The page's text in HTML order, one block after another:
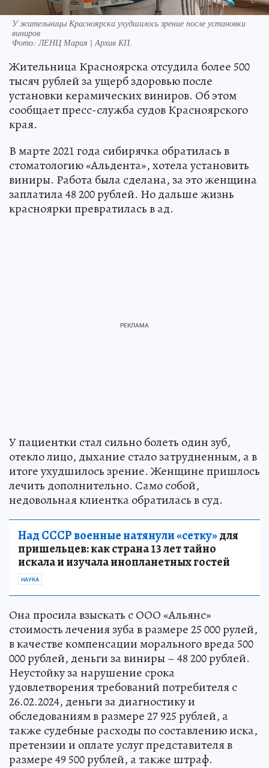
У жительницы Красноярска ухудшилось зрение после установки
виниров
Фото:ЛЕНЦ Мария | Архив КП.
Жительница Красноярска отсудила более 500
тысяч рублей за ущерб здоровью после
установки керамических виниров. Об этом
сообщает пресс-служба судов Красноярского
края.
В марте 2021 года сибирячка обратилась в
стоматологию «Альдента», хотела установить
виниры. Работа была сделана, за это женщина
заплатила 48 200 рублей. Но дальше жизнь
красноярки превратилась в ад.
У пациентки стал сильно болеть один зуб,
отекло лицо, дыхание стало затрудненным, а в
итоге ухудшилось зрение. Женщине пришлось
лечить дополнительно. Само собой,
недовольная клиентка обратилась в суд.
Над СССР военные натянули «сетку»для
пришельцев: как страна 13 лет тайно
искала и изучала инопланетных гостей
НАУКА
Она просила взыскать с ООО «Альянс»
стоимость лечения зуба в размере 25 000 рулей,
в качестве компенсации морального вреда 500
000 рублей, деньги за виниры – 48 200 рублей.
Неустойку за нарушение срока
удовлетворения требований потребителя с
26.02.2024, деньги за диагностику и
обследованиям в размере 27 925 рублей, а
также судебные расходы по составлению иска,
претензии и оплате услуг представителя в
размере 49 500 рублей, а также штраф.